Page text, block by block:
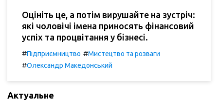
Оцініть це, а потім вирушайте на зустріч:
які чоловічі імена приносять фінансовий
успіх та процвітання у бізнесі.
#Підприємництво #Мистецтво та розваги
#Олександр Македонський
Актуальне